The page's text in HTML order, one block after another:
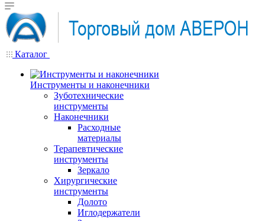
Каталог
Инструменты и наконечники
Зуботехнические
инструменты
Наконечники
Расходные
материалы
Терапевтические
инструменты
Зеркало
Хирургические
инструменты
Долото
Иглодержатели